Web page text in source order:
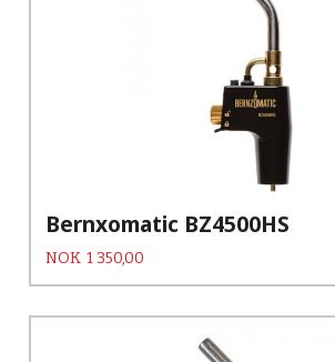
Bernxomatic BZ4500HS
Pris
NOK 1 350,00